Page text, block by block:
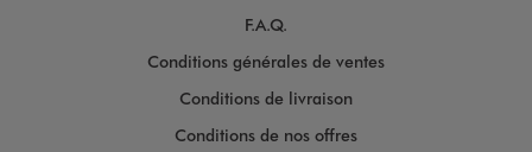
F.A.Q.
Conditions générales de ventes
Conditions de livraison
Conditions de nos offres